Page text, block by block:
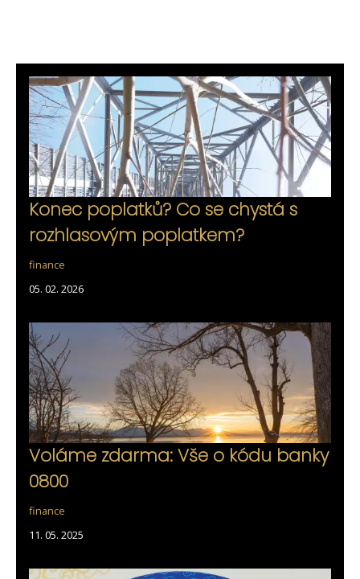
Konec poplatků? Co se chystá s
rozhlasovým poplatkem?
finance
05. 02. 2026
Voláme zdarma: Vše o kódu banky
0800
finance
11. 05. 2025